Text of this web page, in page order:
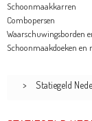
Schoonmaakkarren
Combopersen
Waarschuwingsborden
Schoonmaakdoeken en
> Statiegeld